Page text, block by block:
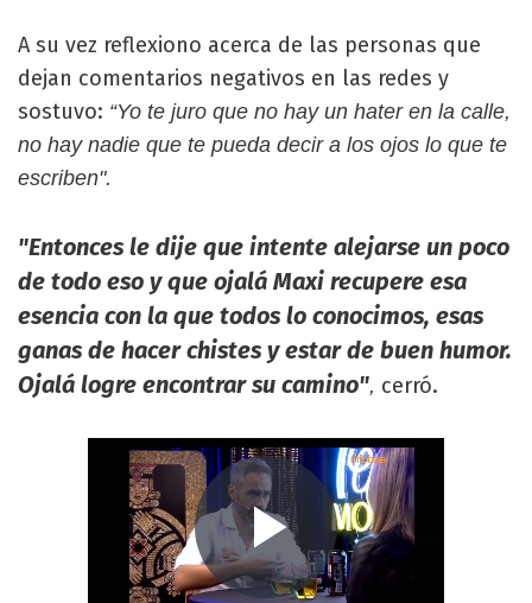
A su vez reflexiono acerca de las personas que
dejan comentarios negativos en las redes y
sostuvo: “Yo te juro que no hay un hater en la calle,
no hay nadie que te pueda decir a los ojos lo que te
escriben".
"Entonces le dije que intente alejarse un poco
de todo eso y que ojalá Maxi recupere esa
esencia con la que todos lo conocimos, esas
ganas de hacer chistes y estar de buen humor.
Ojalá logre encontrar su camino", cerró.